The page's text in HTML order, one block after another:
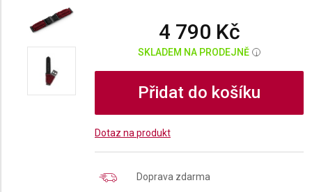
4 790 Kč
SKLADEM NA PRODEJNĚ i
Přidat do košíku
Dotaz na produkt
Doprava zdarma